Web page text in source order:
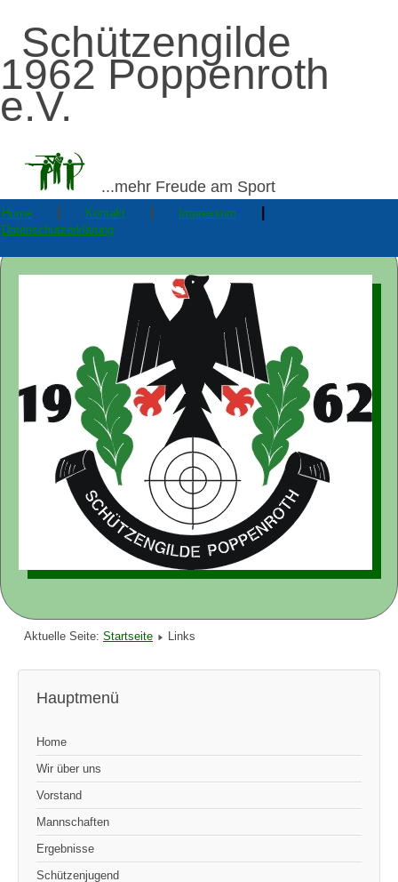
Schützengilde
1962 Poppenroth
e.V.
...mehr Freude am Sport
Home Kontakt Impressum
Datenschutzerklärung
Aktuelle Seite: Startseite Links
Hauptmenü
Home
Wir über uns
Vorstand
Mannschaften
Ergebnisse
Schützenjugend